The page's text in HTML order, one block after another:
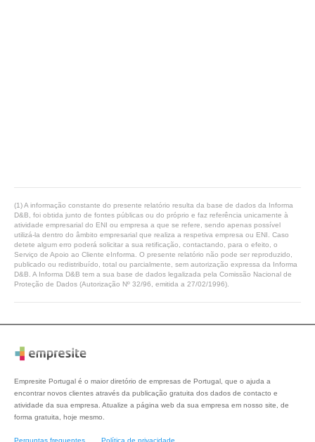
(1) A informação constante do presente relatório resulta da base de dados da Informa
D&B, foi obtida junto de fontes públicas ou do próprio e faz referência unicamente à
atividade empresarial do ENI ou empresa a que se refere, sendo apenas possível
utilizá-la dentro do âmbito empresarial que realiza a respetiva empresa ou ENI. Caso
detete algum erro poderá solicitar a sua retificação, contactando, para o efeito, o
Serviço de Apoio ao Cliente eInforma. O presente relatório não pode ser reproduzido,
publicado ou redistribuído, total ou parcialmente, sem autorização expressa da Informa
D&B. A Informa D&B tem a sua base de dados legalizada pela Comissão Nacional de
Proteção de Dados (Autorização Nº 32/96, emitida a 27/02/1996).
Empresite Portugal é o maior diretório de empresas de Portugal, que o ajuda a
encontrar novos clientes através da publicação gratuita dos dados de contacto e
atividade da sua empresa. Atualize a página web da sua empresa em nosso site, de
forma gratuita, hoje mesmo.